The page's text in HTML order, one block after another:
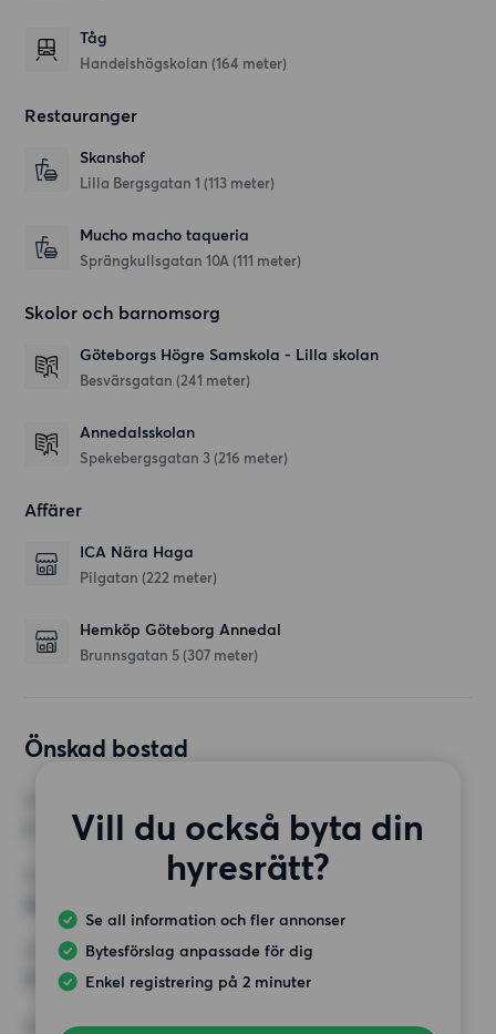
Tåg
Handelshögskolan (164 meter)
Restauranger
Skanshof
Lilla Bergsgatan 1 (113 meter)
Mucho macho taqueria
Sprängkullsgatan 10A (111 meter)
Skolor och barnomsorg
Göteborgs Högre Samskola - Lilla skolan
Besvärsgatan (241 meter)
Annedalsskolan
Spekebergsgatan 3 (216 meter)
Affärer
ICA Nära Haga
Pilgatan (222 meter)
Hemköp Göteborg Annedal
Brunnsgatan 5 (307 meter)
Önskad bostad
Vill du också byta din
hyresrätt?
Se all information och fler annonser
Bytesförslag anpassade för dig
Enkel registrering på 2 minuter
MINST ANTAL KVADRATMETER
HÖGSTA HYRA
9 500 kr